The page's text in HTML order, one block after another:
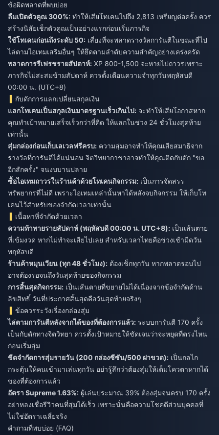
ข้อผิดพลาดที่พบบ่อย
ลืมเปิดตัวคูณ 300%: ทำให้เสียโทเคนไปถึง 2,813 เหรียญต่อครั้ง ควร
สร้างนิสัยเช็กตัวคูณเป็นอย่างแรกก่อนเริ่มภารกิจ
ใช้โทเคนก่อนถึงระดับ 50: เสี่ยงที่จะพลาดรางวัลการันตีในขณะที่ไป
ไล่ตามไอเทมเสริมอื่นๆ ให้ยึดตามลำดับความสำคัญอย่างเคร่งครัด
พลาดการรีเฟรชรายสัปดาห์: XP 800-1,500 จะหายไปถาวรเพราะ
ภารกิจไม่สะสมข้ามสัปดาห์ ควรตั้งเตือนความจำทุกวันพฤหัสบดี
00:00 น. (UTC+8)
กับดักการแลกเปลี่ยนสกุลเงิน
แลกโทเคนเป็นสกุลเงินมาตรฐานเร็วเกินไป: จะทำให้เสียโอกาสหาก
คุณทำเป้าหมายเสร็จเร็วกว่าที่คิด ให้แลกในช่วง 24 ชั่วโมงสุดท้าย
เท่านั้น
สุ่มกล่องก่อนเก็บเลเวลฟรีครบ: ความสุ่มอาจทำให้คุณเสียสมาธิจาก
รางวัลที่การันตีได้แน่นอน จิตวิทยากาชาอาจทำให้คุณติดกับดัก "ขอ
อีกสักครั้ง" จนงบบานปลาย
ซื้อไอเทมถาวรในร้านค้าด้วยโทเคนกิจกรรม: เป็นการจัดสรร
ทรัพยากรที่ไม่ดี เพราะไอเทมเหล่านั้นหาได้หลังจบกิจกรรม ให้เก็บโท
เคนไว้สำหรับของจำกัดเวลาเท่านั้น
เนื้อหาที่จำกัดด้วยเวลา
ความท้าทายรายสัปดาห์ (พฤหัสบดี 00:00 น. UTC+8): เป็นเส้นตาย
ที่เข้มงวด หากไม่ทำจะเสียไปเลย สำหรับเวลาไทยคือช่วงเช้ามืดวัน
พฤหัสบดี
ร้านค้าหมุนเวียน (ทุก 48 ชั่วโมง): ต้องเช็กทุกวัน หากพลาดรอบไป
อาจต้องรอจนถึงวันสุดท้ายของกิจกรรม
การสิ้นสุดกิจกรรม: เป็นเส้นตายที่ขยายไม่ได้เนื่องจากข้อจำกัดด้าน
ลิขสิทธิ์ วันที่ประกาศสิ้นสุดคือวันสุดท้ายจริงๆ
ข้อควรระวังเรื่องกล่องสุ่ม
ไล่ตามการันตีหลังจากได้ของที่ต้องการแล้ว: ระบบการันตี 170 ครั้ง
เป็นกับดักทางจิตวิทยา ควรตั้งเป้าหมายให้ชัดเจนว่าจะหยุดที่ตรงไหน
ก่อนเริ่มสุ่ม
ขีดจำกัดการสุ่มรายวัน (200 กล่องซีซัน/500 ฝาขวด): เป็นกลไก
กระตุ้นให้คนเข้ามาเล่นทุกวัน อย่ารู้สึกว่าต้องสุ่มให้เต็มโควตาหากได้
ของที่ต้องการแล้ว
อัตรา Supreme 1.63%: ผู้เล่นประมาณ 39% ต้องสุ่มจนครบ 170 ครั้ง
อย่าหลงเชื่อรีวิวคนที่สุ่มได้เร็ว เพราะนั่นคือความโชคดีส่วนบุคคลที่
ไม่ใช่อัตราเฉลี่ยจริง
คำถามที่พบบ่อย (FAQ)